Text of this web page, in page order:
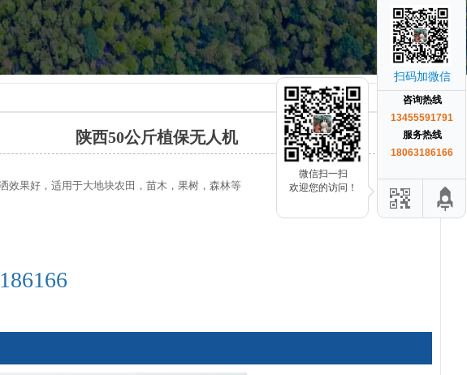
陕西50公斤植保无人机
效果好，适用于大地块农田，苗木，果树，森林等
扫码加微信
咨询热线
13455591791
服务热线
18063186166
微信扫一扫
欢迎您的访问！